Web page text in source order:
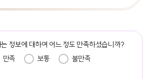
정보에 대하여 어느 정도 만족하셨습니까?
만족 보통
불만족